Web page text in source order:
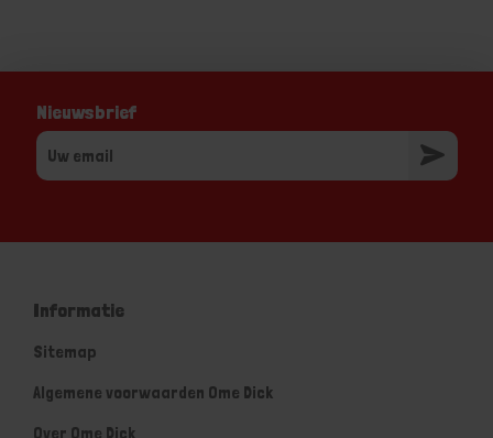
Nieuwsbrief
Informatie
Sitemap
Algemene voorwaarden Ome Dick
Over Ome Dick